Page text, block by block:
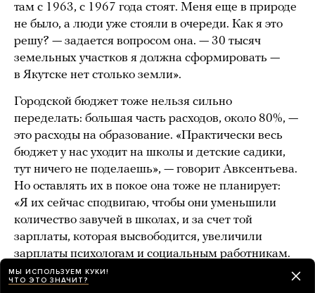
там с 1963, с 1967 года стоят. Меня еще в природе
не было, а люди уже стояли в очереди. Как я это
решу? — задается вопросом она. — 30 тысяч
земельных участков я должна сформировать —
в Якутске нет столько земли».
Городской бюджет тоже нельзя сильно
переделать: большая часть расходов, около 80%, —
это расходы на образование. «Практически весь
бюджет у нас уходит на школы и детские садики,
тут ничего не поделаешь», — говорит Авксентьева.
Но оставлять их в покое она тоже не планирует:
«Я их сейчас сподвигаю, чтобы они уменьшили
количество завучей в школах, и за счет той
зарплаты, которая высвободится, увеличили
зарплаты психологам и социальным работникам.
Психологическая помощь в школе, в подростковом
возрасте, — это очень важно, я считаю». На вопрос,
МЫ ИСПОЛЬЗУЕМ КУКИ!
ЧТО ЭТО ЗНАЧИТ?